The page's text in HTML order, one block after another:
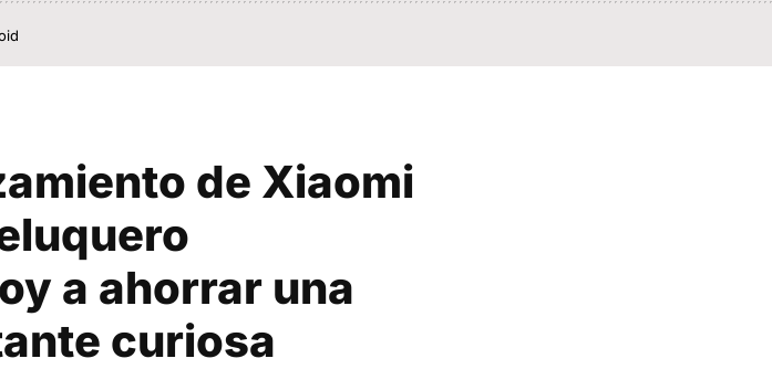
de Xiaomi
a ahorrar una
curiosa